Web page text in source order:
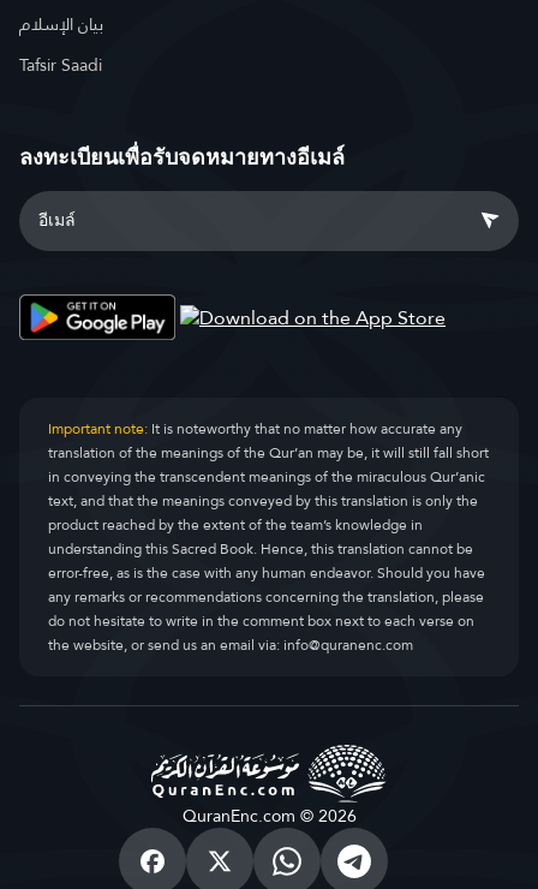
بيان الإسلام
Tafsir Saadi
ลงทะเบียนเพื่อรับจดหมายทางอีเมล์
Important note:It is noteworthy that no matter how accurate any
translation of the meanings of the Qur’an may be, it will still fall short
in conveying the transcendent meanings of the miraculous Qur’anic
text, and that the meanings conveyed by this translation is only the
product reached by the extent of the team’s knowledge in
understanding this Sacred Book. Hence, this translation cannot be
error-free, as is the case with any human endeavor. Should you have
any remarks or recommendations concerning the translation, please
do not hesitate to write in the comment box next to each verse on
the website, or send us an email via:info@quranenc.com
QuranEnc.com © 2026